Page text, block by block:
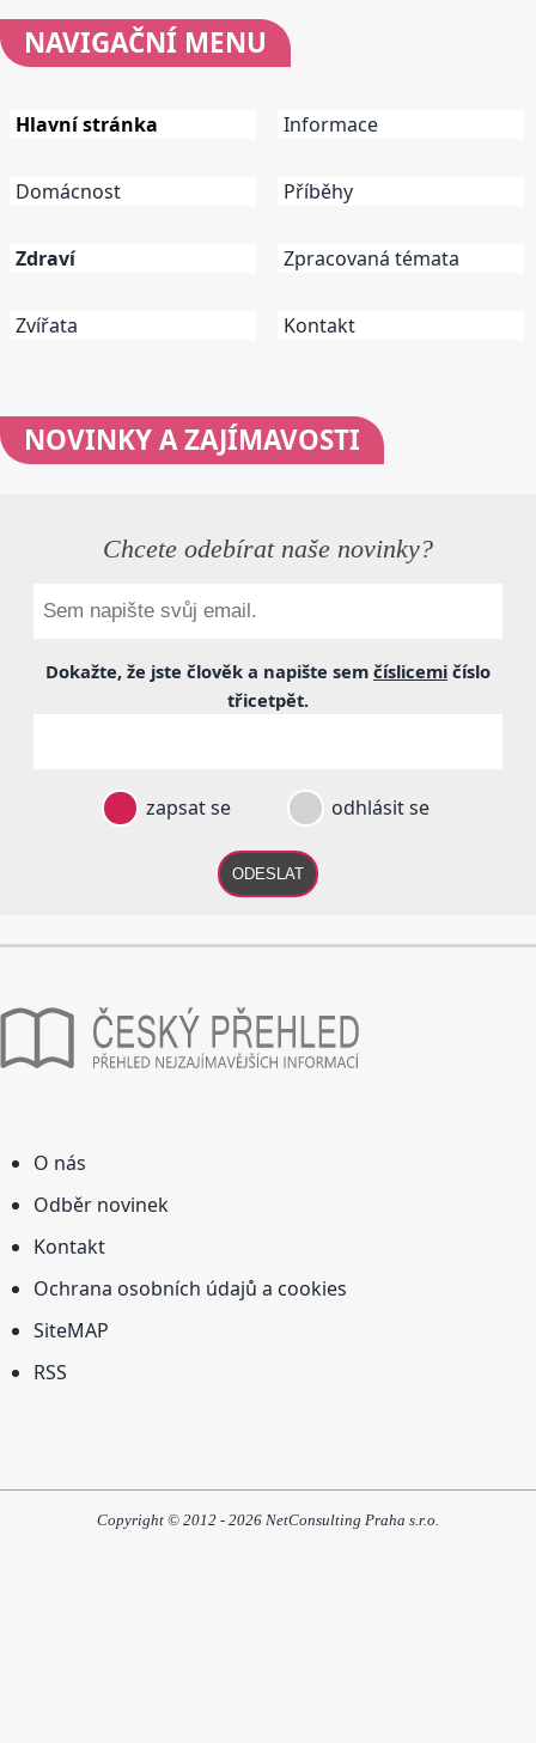
NAVIGAČNÍ MENU
Hlavní stránka
Domácnost
Zdraví
Zvířata
Informace
Příběhy
Zpracovaná témata
Kontakt
NOVINKYA ZAJÍMAVOSTI
Chcete odebírat naše novinky?
Dokažte, že jste člověk a napište sem číslicemi číslo
třicetpět.
zapsat se odhlásit se
ODESLAT
O nás
Odběr novinek
Kontakt
Ochrana osobních údajů a cookies
SiteMAP
RSS
Copyright © 2012 - 2026 NetConsulting Praha s.r.o.